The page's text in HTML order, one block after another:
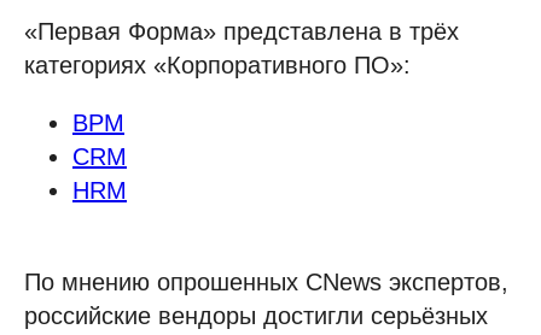
«Первая Форма» представлена в трёх
категориях «Корпоративного ПО»:
BPM
CRM
HRM
По мнению опрошенных CNews экспертов,
российские вендоры достигли серьёзных